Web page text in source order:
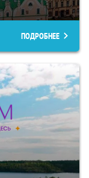
ПОДРОБНЕЕ